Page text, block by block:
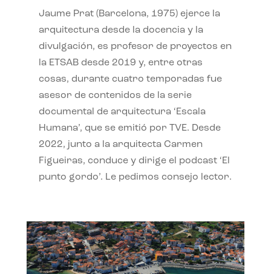
Jaume Prat (Barcelona, 1975) ejerce la
arquitectura desde la docencia y la
divulgación, es profesor de proyectos en
la ETSAB desde 2019 y, entre otras
cosas, durante cuatro temporadas fue
asesor de contenidos de la serie
documental de arquitectura ‘Escala
Humana’, que se emitió por TVE. Desde
2022, junto a la arquitecta Carmen
Figueiras, conduce y dirige el podcast ‘El
punto gordo’. Le pedimos consejo lector.